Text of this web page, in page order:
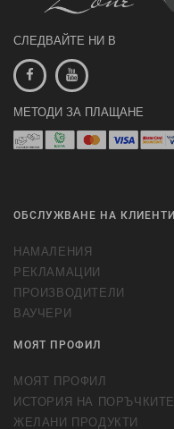
СЛЕДВАЙТЕ НИ В
МЕТОДИ ЗА ПЛАЩАНЕ
ОБСЛУЖВАНЕ НА КЛИЕНТИ
НАМАЛЕНИЯ
РЕКЛАМАЦИИ
ПРОИЗВОДИТЕЛИ
ВАУЧЕРИ
МОЯТ ПРОФИЛ
МОЯТ ПРОФИЛ
ИСТОРИЯ НА ПОРЪЧКИТЕ
ЖЕЛАНИ ПРОДУКТИ